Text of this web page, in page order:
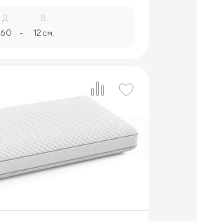
Д.
60 -
В.
12 см.
1